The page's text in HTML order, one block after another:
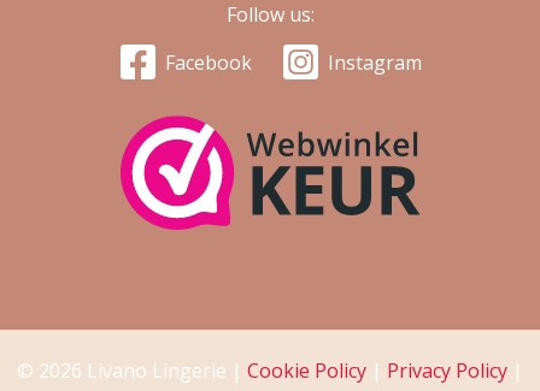
Follow us:
Facebook
Instagram
© 2026 Livano Lingerie | Cookie Policy | Privacy Policy |